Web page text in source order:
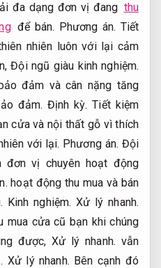
đa dạng đơn vị đang thu
để bán. Phương án. Tiết
nhiên luôn với lại cảm
Đội ngũ giàu kinh nghiệm.
đảm và cân nặng tăng
đảm.Định kỳ. Tiết kiệm
cửa và nội thất gỗ vì thích
với lại. Phương án. Đội
đơn vị chuyên hoạt động
hoạt động thu mua và bán
Kinh nghiệm. Xử lý nhanh.
mua cửa cũ bạn khi chúng
được,Xử lý nhanh. vẫn
Xử lý nhanh. Bên cạnh đó